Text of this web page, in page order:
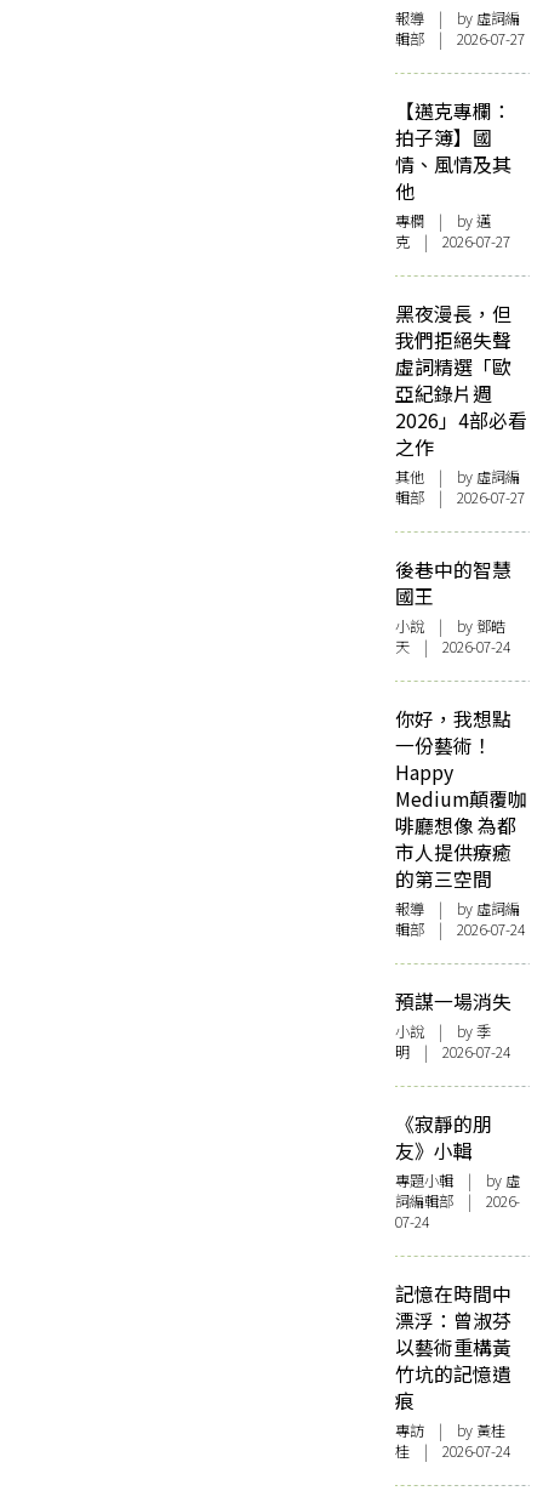
報導 | by 虛詞編
輯部 | 2026-07-27
【邁克專欄：
拍子簿】國
情、風情及其
他
專欄 | by邁
克 | 2026-07-27
黑夜漫長，但
我們拒絕失聲
虛詞精選「歐
亞紀錄片週
2026」4部必看
之作
其他 | by 虛詞編
輯部 | 2026-07-27
後巷中的智慧
國王
小說 | by 鄧皓
天 | 2026-07-24
你好，我想點
一份藝術！
Happy
Medium顛覆咖
啡廳想像 為都
市人提供療癒
的第三空間
報導 | by 虛詞編
輯部 | 2026-07-24
預謀一場消失
小說 | by 季
明 | 2026-07-24
《寂靜的朋
友》小輯
專題小輯 | by 虛
詞編輯部 | 2026-
07-24
記憶在時間中
漂浮：曾淑芬
以藝術重構黃
竹坑的記憶遺
痕
專訪 | by 黃桂
桂 | 2026-07-24